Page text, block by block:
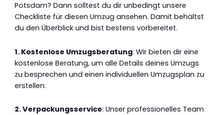
Potsdam? Dann solltest du dir unbedingt unsere
Checkliste für diesen Umzug ansehen. Damit behältst
du den Überblick und bist bestens vorbereitet.
1. Kostenlose Umzugsberatung: Wir bieten dir eine
kostenlose Beratung, um alle Details deines Umzugs
zu besprechen und einen individuellen Umzugsplan zu
erstellen.
2. Verpackungsservice: Unser professionelles Team